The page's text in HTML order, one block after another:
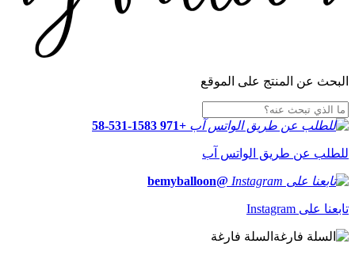
البحث عن المنتج على الموقع
+971 58-531-1583
للطلب عن طريق الواتس آب
@bemyballoon
تابعنا على Instagram
السلة فارغة